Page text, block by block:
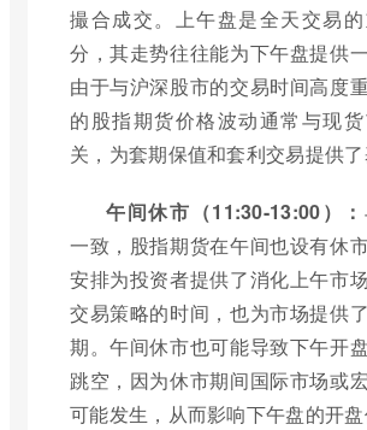
撮合成交。上午盘是全天交易
分，其走势往往能为下午盘提供一
由于与沪深股市的交易时间高度
的股指期货价格波动通常与现
关，为套期保值和套利交易提供了
午间休市（11:30-13:00）：
一致，股指期货在午间也设有休
安排为投资者提供了消化上午市
交易策略的时间，也为市场提供
期。午间休市也可能导致下午开
跳空，因为休市期间国际市场或
可能发生，从而影响下午盘的开盘